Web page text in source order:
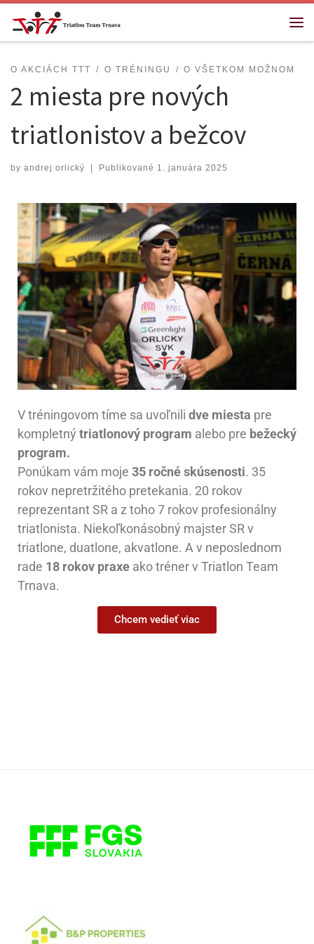
Skip to content
O AKCIÁCH TTT O TRÉNINGU O VŠETKOM MOŽNOM
2 miesta pre nových
triatlonistov a bežcov
by andrej orlický Publikované 1. januára 2025
V tréningovom tíme sa uvoľnili dve miesta pre
kompletný triatlonový program alebo pre bežecký
program.
Ponúkam vám moje 35 ročné skúsenosti. 35
rokov nepretržitého pretekania. 20 rokov
reprezentant SR a z toho 7 rokov profesionálny
triatlonista. Niekoľkonásobný majster SR v
triatlone, duatlone, akvatlone. A v neposlednom
rade 18 rokov praxe ako tréner v Triatlon Team
Trnava.
Chcem vedieť viac